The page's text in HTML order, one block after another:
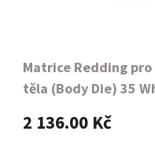
Matrice Redding
těla (Body Die) 35
2 136.00 Kč